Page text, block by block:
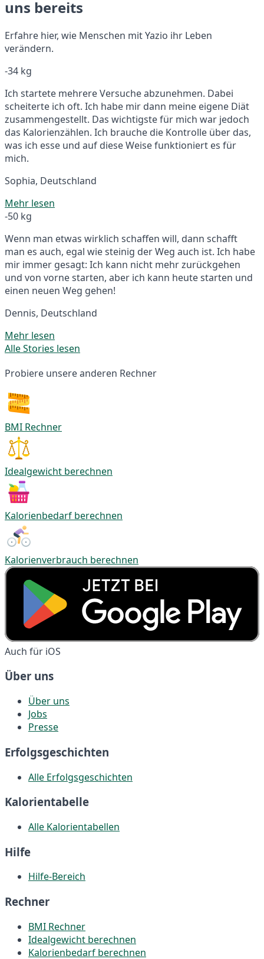
uns bereits
Erfahre hier, wie Menschen mit Yazio ihr Leben
verändern.
-34 kg
Ich startete mehrere Versuche abzunehmen. Dabei
scheiterte ich oft. Ich habe mir dann meine eigene Diät
zusammengestellt. Das wichtigste für mich war jedoch
das Kalorienzählen. Ich brauche die Kontrolle über das,
was ich esse und auf diese Weise funktioniert es für
mich.
Sophia, Deutschland
Mehr lesen
-50 kg
Wenn man etwas wirklich schaffen will, dann schafft
man es auch, egal wie steinig der Weg auch ist. Ich habe
mir immer gesagt: Ich kann nicht mehr zurückgehen
und von vorne starten, aber ich kann heute starten und
einen neuen Weg gehen!
Dennis, Deutschland
Mehr lesen
Alle Stories lesen
Probiere unsere anderen Rechner
BMI Rechner
Idealgewicht berechnen
Kalorienbedarf berechnen
Kalorienverbrauch berechnen
Auch für iOS
Über uns
Über uns
Jobs
Presse
Erfolgsgeschichten
Alle Erfolgsgeschichten
Kalorientabelle
Alle Kalorientabellen
Hilfe
Hilfe-Bereich
Rechner
BMI Rechner
Idealgewicht berechnen
Kalorienbedarf berechnen